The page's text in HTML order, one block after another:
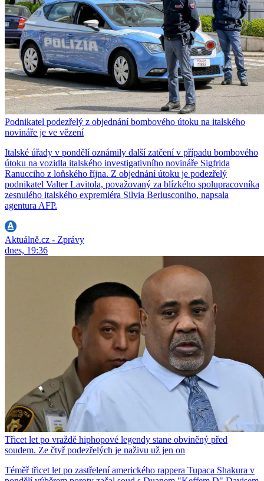
Podnikatel podezřelý z objednání bombového útoku na italského
novináře je ve vězení
Italské úřady v pondělí oznámily další zatčení v případu bombového
útoku na vozidla italského investigativního novináře Sigfrida
Ranucciho z loňského října. Z objednání útoku je podezřelý
podnikatel Valter Lavitola, považovaný za blízkého spolupracovníka
zesnulého italského expremiéra Silvia Berlusconiho, napsala
agentura AFP.
Aktuálně.cz - Zprávy
dnes, 19:36
Třicet let po vraždě hiphopové legendy stane obviněný před
soudem. Ze čtyř podezřelých je naživu už jen on
Téměř třicet let po zastřelení amerického rappera Tupaca Shakura v